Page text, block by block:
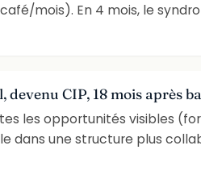
mois). En 4 mois, le
CIP, 18 mois après
les opportunités visibles
dans une structure plus